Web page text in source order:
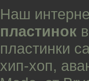
Наш
пластинок
пластинки
хип-хоп,